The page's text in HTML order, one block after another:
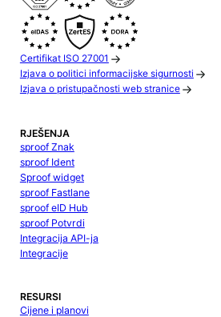
Certifikat ISO 27001
Izjava o politici informacijske sigurnosti
Izjava o pristupačnosti web stranice
RJEŠENJA
sproof Znak
sproof Ident
Sproof widget
sproof Fastlane
sproof eID Hub
sproof Potvrdi
Integracija API-ja
Integracije
RESURSI
Cijene i planovi